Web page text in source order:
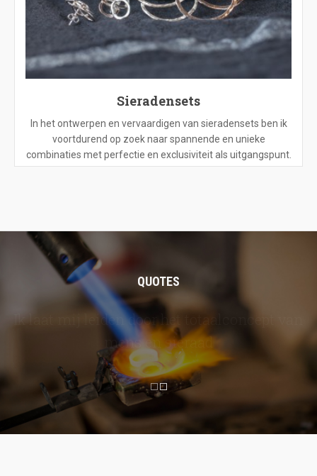
Sieradensets
In het ontwerpen en vervaardigen van sieradensets ben ik
voortdurend op zoek naar spannende en unieke
combinaties met perfectie en exclusiviteit als uitgangspunt.
QUOTES
Sieraden worden gedragen bij kleding,
waardoor het belangrijk is dat het elkaar
aanvult en versterkt